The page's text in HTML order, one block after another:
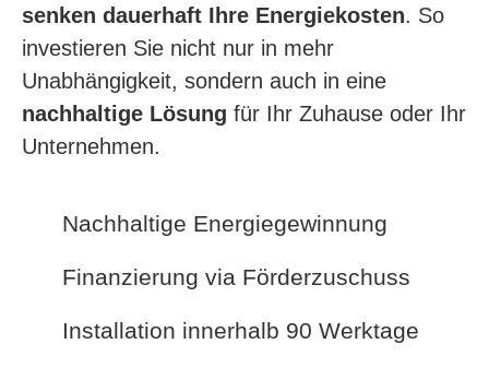
senken dauer­haft Ihre Energiekosten. So
investieren Sie nicht nur in mehr
Unabhängigkeit, sondern auch in eine
nachhaltige Lösung für Ihr Zuhause oder Ihr
Unternehmen.
Nachhaltige Energiegewinnung
Finanzierung via Förderzuschuss
Installation innerhalb 90 Werktage